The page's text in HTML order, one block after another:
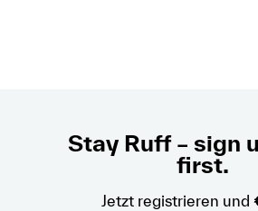
Stay Ruff – sign
first.
Jetzt registrieren und